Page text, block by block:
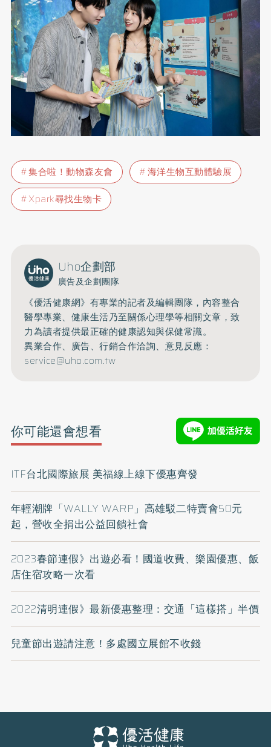
集合啦！動物森友會
海洋生物互動體驗展
Xpark尋找生物卡
Uho企劃部
廣告及企劃團隊
《優活健康網》有專業的記者及編輯團隊，內容整合
醫學專業、健康生活乃至關係心理學等相關文章，致
力為讀者提供最正確的健康認知與保健常識。
異業合作、廣告、行銷合作洽詢、意見反應：
service@uho.com.tw
你可能還會想看
ITF台北國際旅展 美福線上線下優惠齊發
年輕潮牌「WALLY WARP」高雄駁二特賣會50元
起，營收全捐出公益回饋社會
2023春節連假》出遊必看！國道收費、樂園優惠、飯
店住宿攻略一次看
2022清明連假》最新優惠整理：交通「這樣搭」半價
兒童節出遊請注意！多處國立展館不收錢